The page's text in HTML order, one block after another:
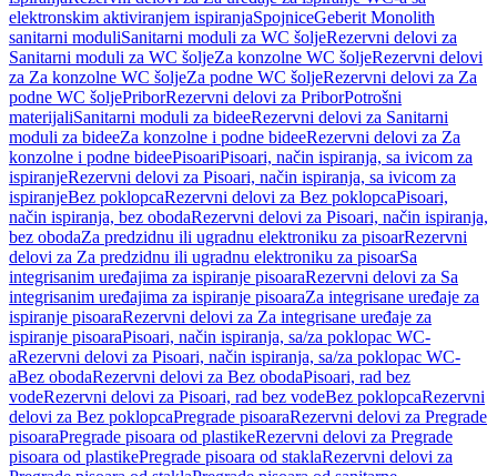
elektronskim aktiviranjem ispiranjaSpojniceGeberit Monolith
sanitarni moduliSanitarni moduli za WC šoljeRezervni delovi za
Sanitarni moduli za WC šoljeZa konzolne WC šoljeRezervni delovi
za Za konzolne WC šoljeZa podne WC šoljeRezervni delovi za Za
podne WC šoljePriborRezervni delovi za PriborPotrošni
materijaliSanitarni moduli za bideeRezervni delovi za Sanitarni
moduli za bideeZa konzolne i podne bideeRezervni delovi za Za
konzolne i podne bideePisoariPisoari, način ispiranja, sa ivicom za
ispiranjeRezervni delovi za Pisoari, način ispiranja, sa ivicom za
ispiranjeBez poklopcaRezervni delovi za Bez poklopcaPisoari,
način ispiranja, bez obodaRezervni delovi za Pisoari, način ispiranja,
bez obodaZa predzidnu ili ugradnu elektroniku za pisoarRezervni
delovi za Za predzidnu ili ugradnu elektroniku za pisoarSa
integrisanim uređajima za ispiranje pisoaraRezervni delovi za Sa
integrisanim uređajima za ispiranje pisoaraZa integrisane uređaje za
ispiranje pisoaraRezervni delovi za Za integrisane uređaje za
ispiranje pisoaraPisoari, način ispiranja, sa/za poklopac WC-
aRezervni delovi za Pisoari, način ispiranja, sa/za poklopac WC-
aBez obodaRezervni delovi za Bez obodaPisoari, rad bez
vodeRezervni delovi za Pisoari, rad bez vodeBez poklopcaRezervni
delovi za Bez poklopcaPregrade pisoaraRezervni delovi za Pregrade
pisoaraPregrade pisoara od plastikeRezervni delovi za Pregrade
pisoara od plastikePregrade pisoara od staklaRezervni delovi za